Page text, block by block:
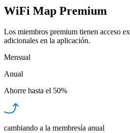
WiFi Map Premium
Los miembros premium tienen acceso
adicionales en la aplicación.
Mensual
Anual
Ahorre hasta el 50%
cambiando a la membresía anual